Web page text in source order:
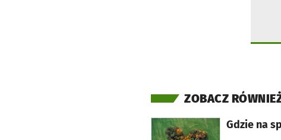
ZOBACZ
Gdzie na
otworzy się w nowej karcie